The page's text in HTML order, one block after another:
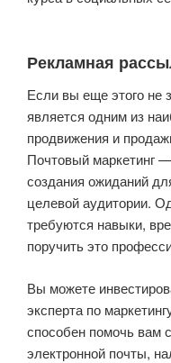
Рекламная
Если вы еще этого не
является одним из
продвижения и
Почтовый маркетинг
создания ожиданий
целевой аудитории.
требуются навыки,
поручить это
Вы можете
эксперта по
способен помочь вам
электронной почты,